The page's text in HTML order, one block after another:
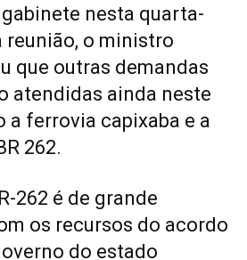
nesta quarta-
reunião, o ministro
que outras demandas
atendidas ainda neste
a ferrovia capixaba e a
262.
262 é de grande
os recursos do acordo
do estado